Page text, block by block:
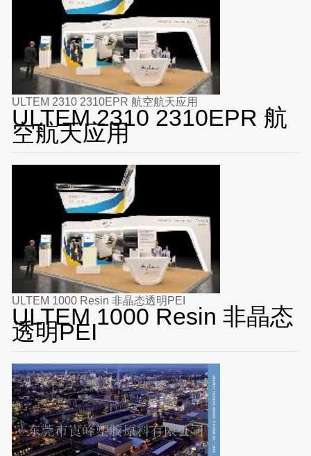
ULTEM 2310 2310EPR 航空航天应用
ULTEM 2310 2310EPR 航
空航天应用
ULTEM 1000 Resin 非晶态透明PEI
ULTEM 1000 Resin 非晶态
透明PEI